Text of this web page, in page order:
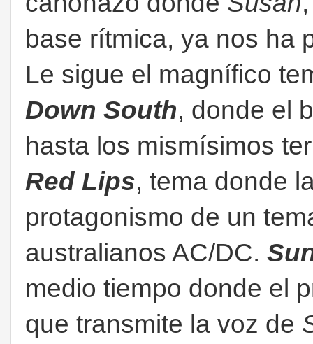
base rítmica, ya nos ha
Le sigue el magnífico
Down South, donde el
hasta los mismísimos
Red Lips, tema donde
protagonismo de un
australianos AC/DC.
medio tiempo donde el
que transmite la voz de